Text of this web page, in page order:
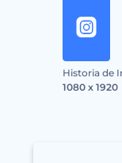
Historia de
1080 x 1920